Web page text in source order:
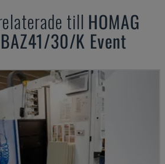
till HOMAG
30/K Event